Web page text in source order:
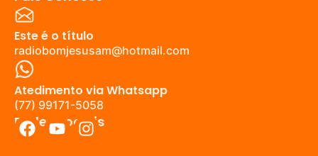
Este é o título
radiobomjesusam@hotmail.com
Atedimento via Whatsapp
(77) 99171-5058
Redes Sociais